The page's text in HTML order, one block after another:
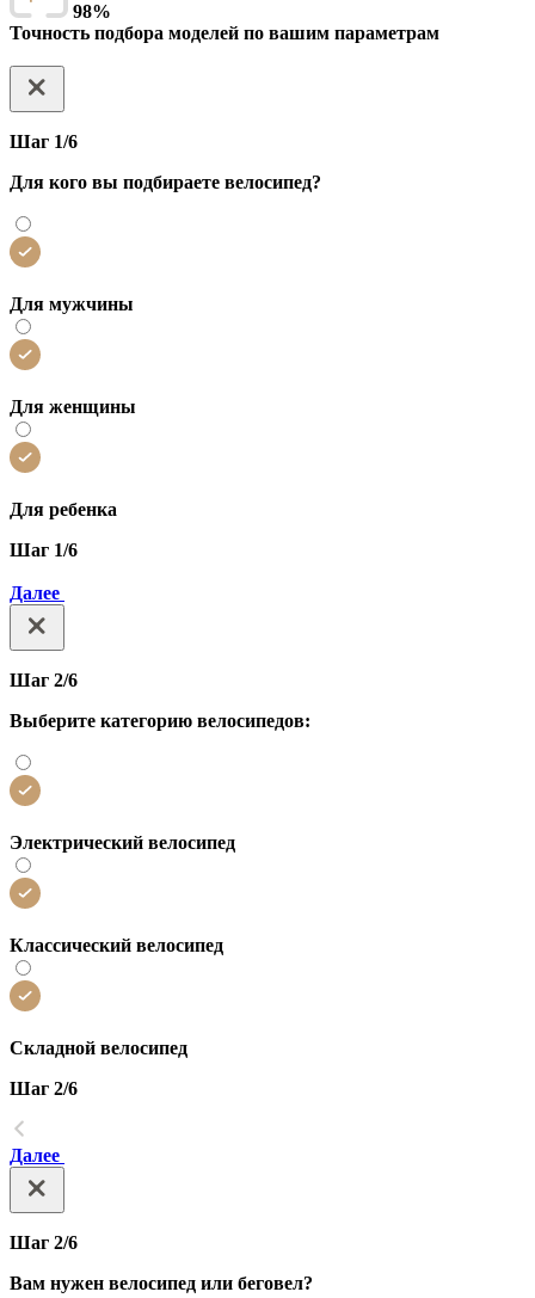
98%
Точность подбора моделей по вашим параметрам
Шаг 1/6
Для кого вы подбираете велосипед?
Для мужчины
Для женщины
Для ребенка
Шаг 1/6
Далее
Шаг 2/6
Выберите категорию велосипедов:
Электрический велосипед
Классический велосипед
Складной велосипед
Шаг 2/6
Далее
Шаг 2/6
Вам нужен велосипед или беговел?